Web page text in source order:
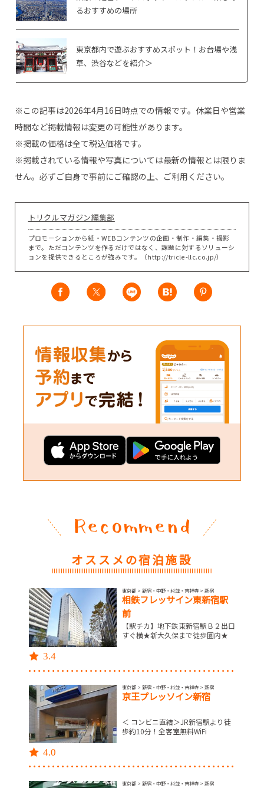
るおすすめの場所
東京都内で遊ぶおすすめスポット！お台場や浅
草、渋谷などを紹介＞
※この記事は2026年4月16日時点での情報です。休業日や営業
時間など掲載情報は変更の可能性があります。
※掲載の価格は全て税込価格です。
※掲載されている情報や写真については最新の情報とは限りま
せん。必ずご自身で事前にご確認の上、ご利用ください。
トリクルマガジン編集部
プロモーションから紙・WEBコンテンツの企画・制作・編集・撮影
まで。ただコンテンツを作るだけではなく、課題に対するソリューシ
ョンを提供できるところが強みです。（http://tricle-llc.co.jp/）
オススメの宿泊施設